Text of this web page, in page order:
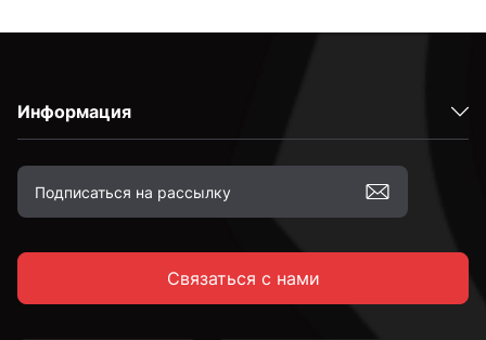
Информация
Связаться с нами